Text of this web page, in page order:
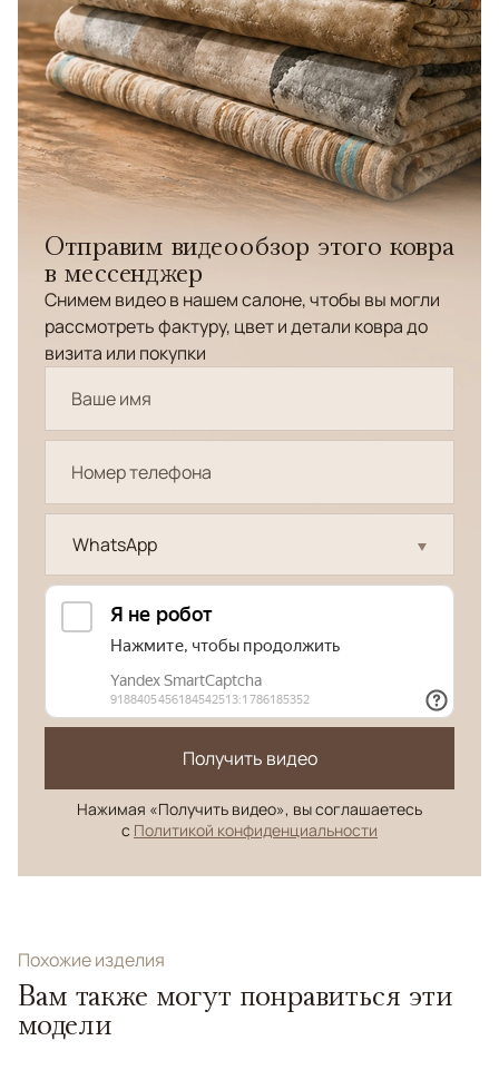
Отправим видеообзор этого ковра
в мессенджер
Снимем видео в нашем салоне, чтобы вы могли
рассмотреть фактуру, цвет и детали ковра до
визита или покупки
WhatsApp
Получить видео
Нажимая «Получить видео», вы соглашаетесь
с Политикой конфиденциальности
Похожие изделия
Вам также могут понравиться эти
модели